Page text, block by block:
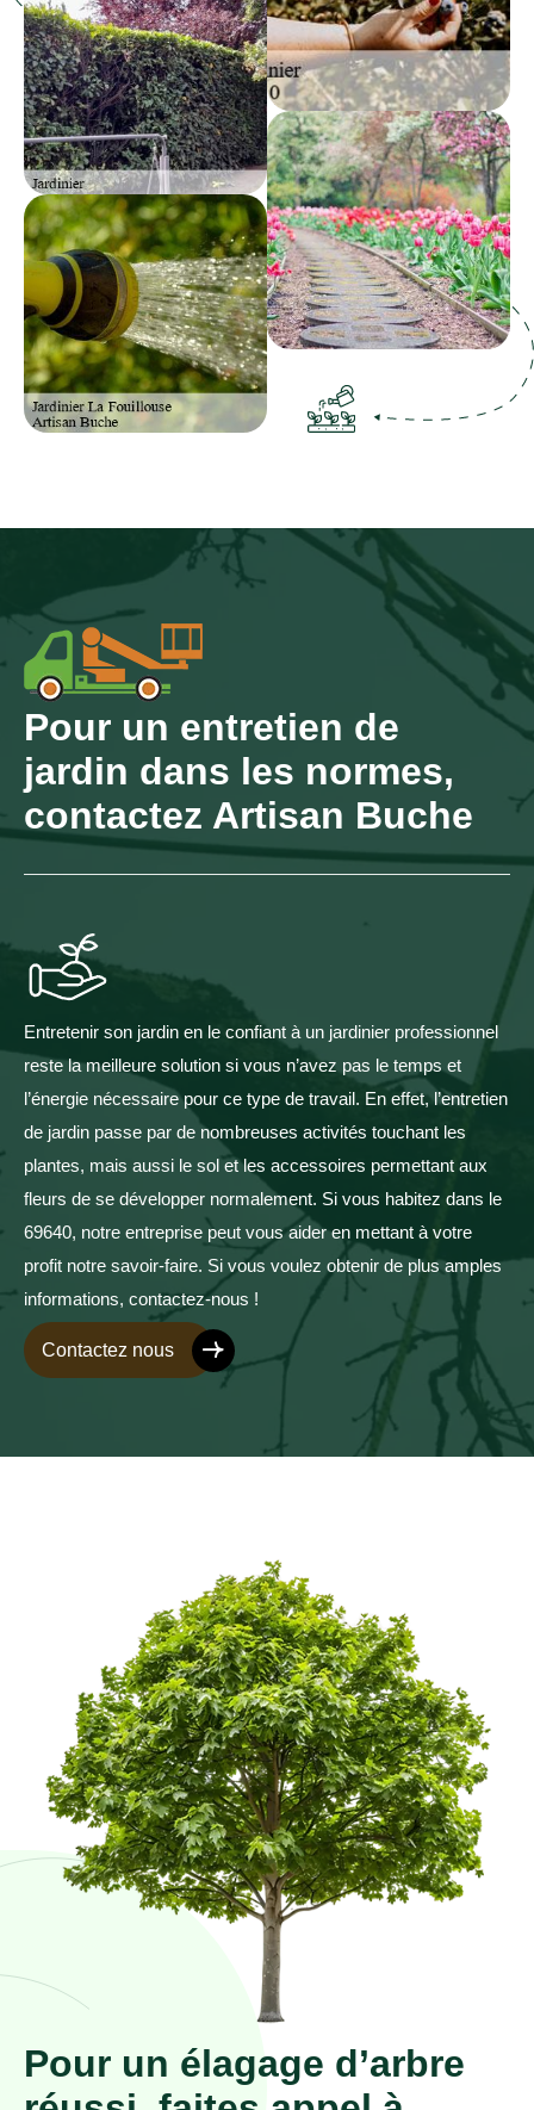
Pour un entretien de
jardin dans les normes,
contactez Artisan Buche
Entretenir son jardin en le confiant à un jardinier professionnel
reste la meilleure solution si vous n’avez pas le temps et
l’énergie nécessaire pour ce type de travail. En effet, l’entretien
de jardin passe par de nombreuses activités touchant les
plantes, mais aussi le sol et les accessoires permettant aux
fleurs de se développer normalement. Si vous habitez dans le
69640, notre entreprise peut vous aider en mettant à votre
profit notre savoir-faire. Si vous voulez obtenir de plus amples
informations, contactez-nous !
Contactez nous
Pour un élagage d’arbre